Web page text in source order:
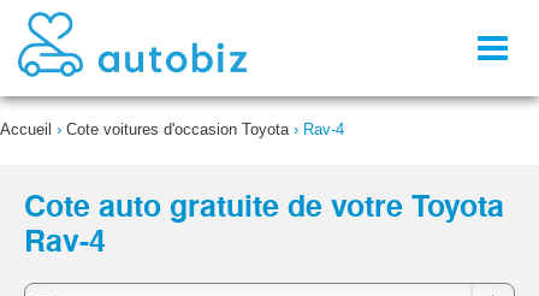
Accueil › Cote voitures d'occasion Toyota› Rav-4
Cote auto gratuite de votre Toyota
Rav-4